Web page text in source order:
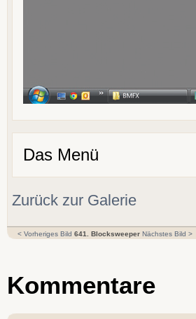
Das Menü
Zurück zur Galerie
< Vorheriges Bild 641. Blocksweeper Nächstes Bild >
Kommentare